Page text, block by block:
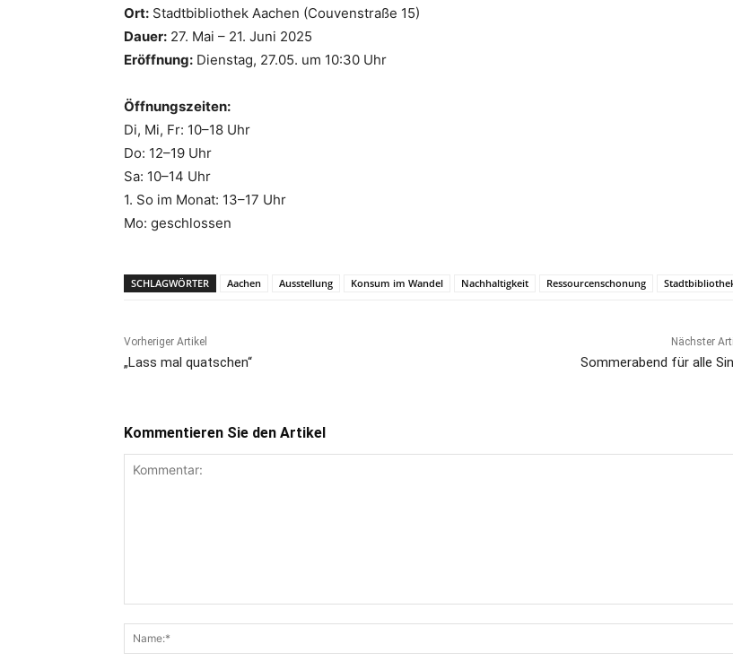
Ort: Stadtbibliothek Aachen (Couvenstraße 15)
Dauer: 27. Mai – 21. Juni 2025
Eröffnung: Dienstag, 27.05. um 10:30 Uhr
Öffnungszeiten:
Di, Mi, Fr: 10–18 Uhr
Do: 12–19 Uhr
Sa: 10–14 Uhr
1. So im Monat: 13–17 Uhr
Mo: geschlossen
SCHLAGWÖRTER Aachen Ausstellung Konsum im Wandel Nachhaltigkeit Ressourcenschonung
Vorheriger Artikel
„Lass mal quatschen“
Nächster
Sommerabend für alle
Kommentieren Sie den Artikel